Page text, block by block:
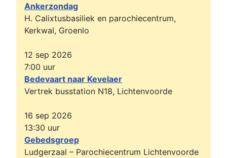
Ankerzondag
H. Calixtusbasiliek en parochiecentrum,
Kerkwal, Groenlo
12 sep 2026
7:00 uur
Bedevaart naar Kevelaer
Vertrek busstation N18, Lichtenvoorde
16 sep 2026
13:30 uur
Gebedsgroep
Ludgerzaal – Parochiecentrum Lichtenvoorde